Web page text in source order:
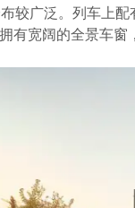
较广泛。列车上
有宽阔的全景车